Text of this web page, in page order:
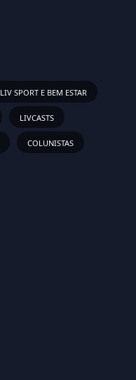
LIV SPORT E BEM ESTAR
LIVCASTS
COLUNISTAS